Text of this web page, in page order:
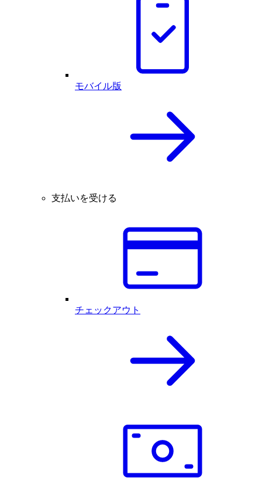
モバイル版
支払いを受ける
チェックアウト